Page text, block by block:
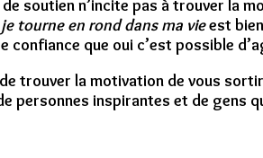
soutien n’incite pas à trouver la
je tourne en rond dans ma vieest
confiance que oui c’est possible
trouver la motivation de vous
inspirantes et de gens